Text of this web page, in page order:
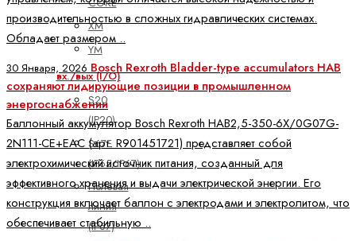
XM
YM
вх./вых (I/O)
S20
(IP20)
S67E
(IP65/IP67)
Полевая
линия
(IP67)
производительностью в сложных гидравлических системах.
Обладает размером ..
30 Января, 2026 Bosch Rexroth Bladder-type accumulators HAB
сохраняют лидирующие позиции в промышленном
энергоснабжении
Баллонный аккумулятор Bosch Rexroth HAB2,5-350-6X/0G07G-
2N111-CE+EAC (арт. R901451721) представляет собой
электрохимический источник питания, созданный для
эффективного хранения и выдачи электрической энергии. Его
конструкция включает баллон с электродами и электролитом, что
обеспечивает стабильную ..